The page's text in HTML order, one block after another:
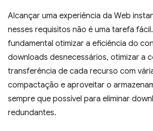
Alcançar uma experiência da Web
nesses requisitos não é uma tarefa
fundamental otimizar a eficiência do
downloads desnecessários, otimizar a
transferência de cada recurso com
compactação e aproveitar o
sempre que possível para eliminar
redundantes.